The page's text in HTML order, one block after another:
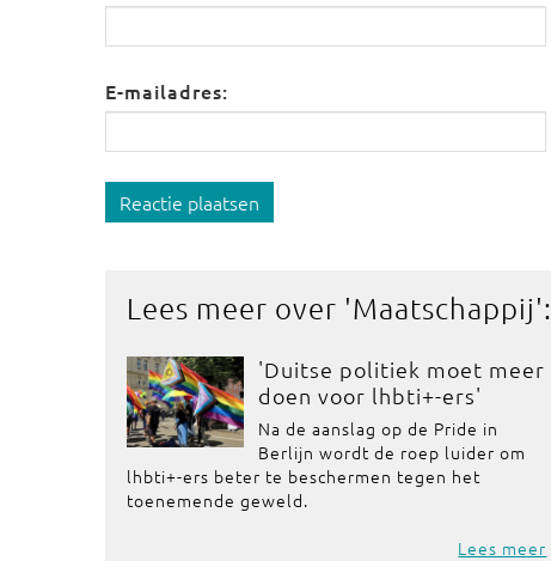
E-mailadres:
Reactie plaatsen
Lees meer over 'Maatschappij':
'Duitse politiek moet meer
doen voor lhbti+-ers'
Na de aanslag op de Pride in
Berlijn wordt de roep luider om
lhbti+-ers beter te beschermen tegen het
toenemende geweld.
Lees meer